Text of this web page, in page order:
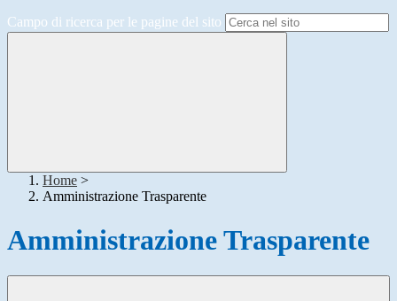
Campo di ricerca per le pagine del sito
Home >
Amministrazione Trasparente
Amministrazione Trasparente